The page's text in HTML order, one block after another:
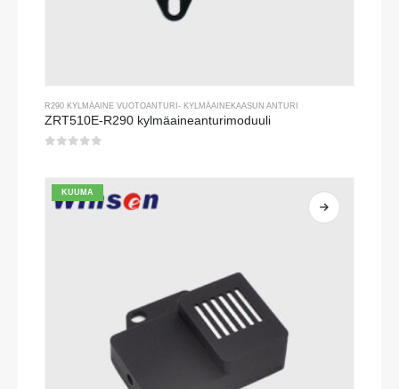
R290 KYLMÄAINE VUOTOANTURI - KYLMÄAINEKAASUN ANTURI
ZRT510E-R290 kylmäaineanturimoduuli
KUUMA